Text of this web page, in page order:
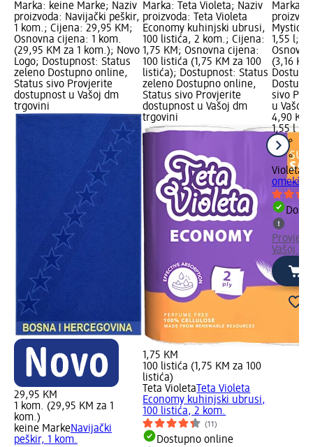
Marka: keine Marke; Naziv
proizvoda: Navijački peškir,
1 kom.; Cijena: 29,95 KM;
Osnovna cijena: 1 kom.
(29,95 KM za 1 kom.); Novo
Logo; Dostupnost: Status
zeleno Dostupno online,
Status sivo Provjerite
dostupnost u Vašoj dm
trgovini
29,95 KM
1 kom. (29,95 KM za 1
kom.)
keine MarkeNavijački
peškir, 1 kom.
Marka: Teta Violeta; Naziv
proizvoda: Teta Violeta
Economy kuhinjski ubrusi,
100 listića, 2 kom.; Cijena:
1,75 KM; Osnovna cijena:
100 listića (1,75 KM za 100
listića); Dostupnost: Status
zeleno Dostupno online,
Status sivo Provjerite
dostupnost u Vašoj dm
trgovini
1,75 KM
100 listića (1,75 KM za 100
listića)
Teta Violeta Teta Violeta
Economy kuhinjski ubrusi,
100 listića, 2 kom.
(11)
Dostupno online
Marka:
Mystic
1,55 l;
(3,16
sivo
u Vašoj
4,90 KM
1,55 l
Violeta
Vašoj